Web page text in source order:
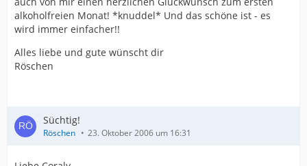
alkoholfreien Monat! *knuddel* Und das schöne ist - es
wird immer einfacher!!
Alles liebe und gute wünscht dir
Röschen
Süchtig!
Röschen 23. Oktober 2006 um 16:31